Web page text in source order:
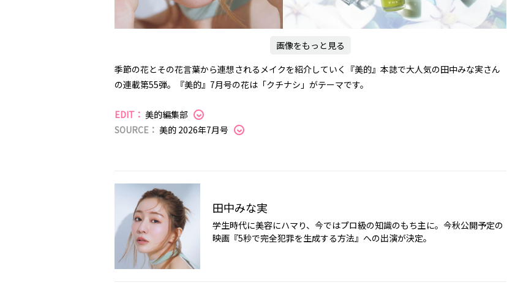
画像をもっと見る
季節の花とその花言葉から連想されるメイクを紹介していく『美的』本誌で大人気の田中みな実さん
の連載第55弾。『美的』7月号の花は「クチナシ」がテーマです。
EDIT： 美的編集部
SOURCE： 美的 2026年7月号
田中みな実
学生時代に美容にハマり、今ではプロ級の知識のもち主に。今秋公開予定の
映画『5秒で完全犯罪を生成する方法』への出演が決定。